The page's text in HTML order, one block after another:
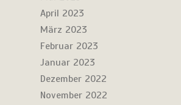
April 2023
März 2023
Februar 2023
Januar 2023
Dezember 2022
November 2022